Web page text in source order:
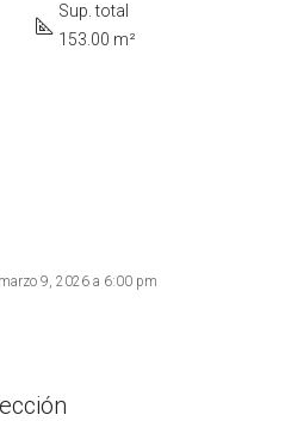
Sup. total
153.00 m²
9, 2026 a 6:00 pm